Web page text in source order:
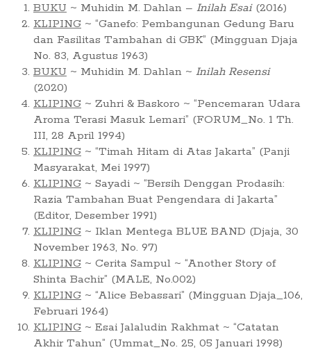
BUKU ~ Muhidin M. Dahlan – Inilah Esai(2016)
KLIPING ~ “Ganefo: Pembangunan Gedung Baru
dan Fasilitas Tambahan di GBK” (Mingguan Djaja
No. 83, Agustus 1963)
BUKU ~ Muhidin M. Dahlan ~ Inilah Resensi
(2020)
KLIPING ~ Zuhri & Baskoro ~ “Pencemaran Udara
Aroma Terasi Masuk Lemari” (FORUM_No. 1 Th.
III, 28 April 1994)
KLIPING ~ “Timah Hitam di Atas Jakarta” (Panji
Masyarakat, Mei 1997)
KLIPING ~ Sayadi ~ “Bersih Denggan Prodasih:
Razia Tambahan Buat Pengendara di Jakarta”
(Editor, Desember 1991)
KLIPING ~ Iklan Mentega BLUE BAND (Djaja, 30
November 1963, No. 97)
KLIPING ~ Cerita Sampul ~ “Another Story of
Shinta Bachir” (MALE, No.002)
KLIPING ~ “Alice Bebassari” (Mingguan Djaja_106,
Februari 1964)
KLIPING ~ Esai Jalaludin Rakhmat ~ “Catatan
Akhir Tahun” (Ummat_No. 25, 05 Januari 1998)